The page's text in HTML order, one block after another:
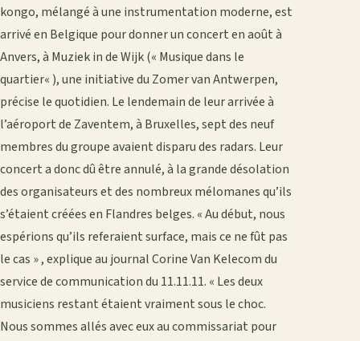
kongo, mélangé à une instrumentation moderne, est
arrivé en Belgique pour donner un concert en août à
Anvers, à Muziek in de Wijk (« Musique dans le
quartier« ), une initiative du Zomer van Antwerpen,
précise le quotidien. Le lendemain de leur arrivée à
l’aéroport de Zaventem, à Bruxelles, sept des neuf
membres du groupe avaient disparu des radars. Leur
concert a donc dû être annulé, à la grande désolation
des organisateurs et des nombreux mélomanes qu’ils
s’étaient créées en Flandres belges. « Au début, nous
espérions qu’ils referaient surface, mais ce ne fût pas
le cas » , explique au journal Corine Van Kelecom du
service de communication du 11.11.11. « Les deux
musiciens restant étaient vraiment sous le choc.
Nous sommes allés avec eux au commissariat pour